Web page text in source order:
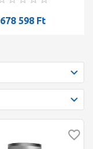
678 598 Ft